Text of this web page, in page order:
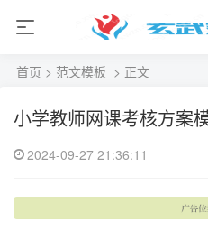
首页 > 范文模板 > 正文
小学教师网课考核方案
2024-09-27 21:36:11